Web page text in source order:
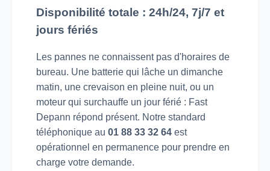
Disponibilité totale : 24h/24, 7j/7 et
jours fériés
Les pannes ne connaissent pas d'horaires de
bureau. Une batterie qui lâche un dimanche
matin, une crevaison en pleine nuit, ou un
moteur qui surchauffe un jour férié : Fast
Depann répond présent. Notre standard
téléphonique au 01 88 33 32 64 est
opérationnel en permanence pour prendre en
charge votre demande.